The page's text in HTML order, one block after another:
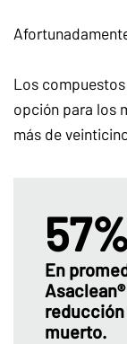
Los
opción para los
más de
En
muerto.